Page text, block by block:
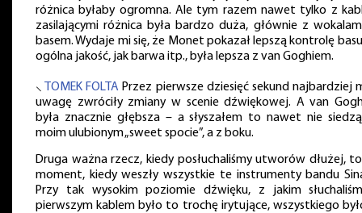
różnica byłaby ogromna. Ale tym razem nawet tylko z
zasilającymi różnica była bardzo duża, głównie z
basem. Wydaje mi się, że Monet pokazał lepszą kontrolę
ogólna jakość, jak barwa itp., była lepsza z van Goghiem.
⸜ TOMEK FOLTA Przez pierwsze dziesięć sekund najbardziej
uwagę zwróciły zmiany w scenie dźwiękowej. A van
była znacznie głębsza – a słyszałem to nawet nie
moim ulubionym „sweet spocie”, a z boku.
Druga ważna rzecz, kiedy posłuchaliśmy utworów dłużej,
moment, kiedy weszły wszystkie te instrumenty bandu
Przy tak wysokim poziomie dźwięku, z jakim
pierwszym kablem było to trochę irytujące, wszystkiego